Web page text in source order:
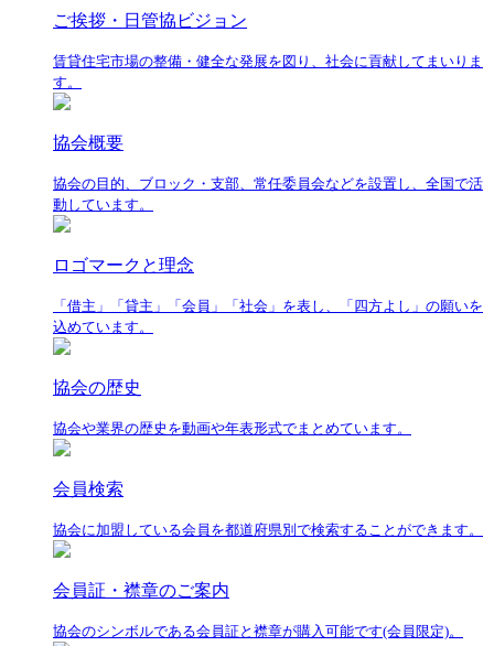
ご挨拶・日管協ビジョン
賃貸住宅市場の整備・健全な発展を図り、社会に貢献してまいりま
す。
協会概要
協会の目的、ブロック・支部、常任委員会などを設置し、全国で活
動しています。
ロゴマークと理念
「借主」「貸主」「会員」「社会」を表し、「四方よし」の願いを
込めています。
協会の歴史
協会や業界の歴史を動画や年表形式でまとめています。
会員検索
協会に加盟している会員を都道府県別で検索することができます。
会員証・襟章のご案内
協会のシンボルである会員証と襟章が購入可能です(会員限定)。